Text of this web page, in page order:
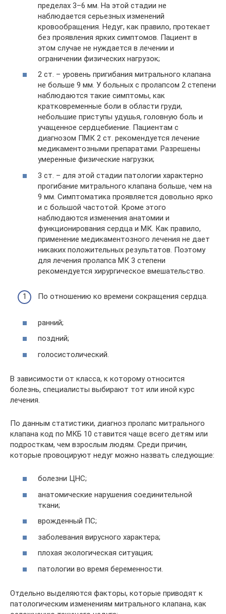
пределах 3–6 мм. На этой стадии не
наблюдается серьезных изменений
кровообращения. Недуг, как правило, протекает
без проявления ярких симптомов. Пациент в
этом случае не нуждается в лечении и
ограничении физических нагрузок;
2 ст. – уровень пригибания митрального клапана
не больше 9 мм. У больных с пролапсом 2 степени
наблюдаются такие симптомы, как
кратковременные боли в области груди,
небольшие приступы удушья, головную боль и
учащенное сердцебиение. Пациентам с
диагнозом ПМК 2 ст. рекомендуется лечение
медикаментозными препаратами. Разрешены
умеренные физические нагрузки;
3 ст. – для этой стадии патологии характерно
прогибание митрального клапана больше, чем на
9 мм. Симптоматика проявляется довольно ярко
и с большой частотой. Кроме этого
наблюдаются изменения анатомии и
функционирования сердца и МК. Как правило,
применение медикаментозного лечения не дает
никаких положительных результатов. Поэтому
для лечения пролапса МК 3 степени
рекомендуется хирургическое вмешательство.
По отношению ко времени сокращения сердца.
ранний;
поздний;
голосистолический.
В зависимости от класса, к которому относится
болезнь, специалисты выбирают тот или иной курс
лечения.
По данным статистики, диагноз пролапс митрального
клапана код по МКБ 10 ставится чаще всего детям или
подросткам, чем взрослым людям. Среди причин,
которые провоцируют недуг можно назвать следующие:
болезни ЦНС;
анатомические нарушения соединительной
ткани;
врожденный ПС;
заболевания вирусного характера;
плохая экологическая ситуация;
патологии во время беременности.
Отдельно выделяются факторы, которые приводят к
патологическим изменениям митрального клапана, как